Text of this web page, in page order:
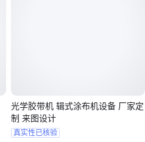
光学胶带机 辑式涂布机设备 厂家定
制 来图设计
真实性已核验